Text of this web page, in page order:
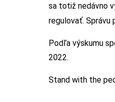
sa totiž nedávno
regulovať. Správu
Podľa výskumu
2022.
Stand with the